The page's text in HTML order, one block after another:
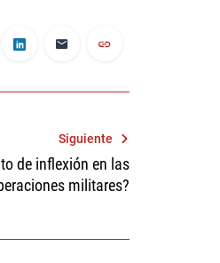
Siguiente
de inflexión en las
militares?